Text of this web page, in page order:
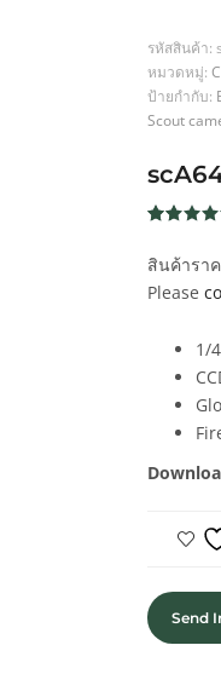
รหัสสินค้า:
หมวดหมู่:
ป้ายกำกับ:
Scout
4.6 จาก
5 คะแน
เต็มบน
ของลูกค้
สินค้ารา
Please
1/
Send